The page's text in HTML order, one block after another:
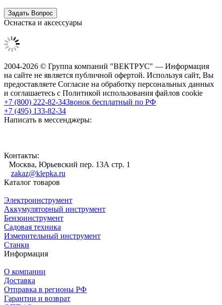
Оснастка и аксессуары
2004-2026 © Группа компаний "ВЕКТРУС" — Информация
на сайте не является публичной офертой. Используя сайт, Вы
предоставляете Согласие на обработку персональных данных
и соглашаетесь с Политикой использования файлов cookie
+7 (800) 222-82-34Звонок бесплатный по РФ
+7 (495) 133-82-34
Написать в мессенджеры:
Контакты:
Москва, Юрьевский пер. 13А стр. 1
zakaz@klepka.ru
Каталог товаров
Электроинструмент
Аккумуляторный инструмент
Бензоинструмент
Садовая техника
Измерительный инструмент
Станки
Информация
О компании
Доставка
Отправка в регионы РФ
Гарантии и возврат